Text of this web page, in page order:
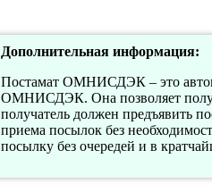
Дополнительная информация:
Постамат ОМНИСДЭК – это
ОМНИСДЭК. Она позволяет
получатель должен предъявить
приема посылок без
посылку без очередей и в